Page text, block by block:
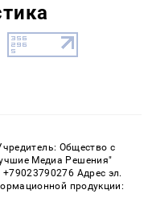
Общество с
Медиа Решения"
Адрес эл.
продукции: